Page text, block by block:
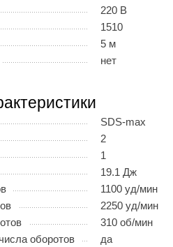
220 В
1510
5 м
нет
SDS-max
2
1
19.1 Дж
1100 уд/мин
2250 уд/мин
310 об/мин
оборотов
да